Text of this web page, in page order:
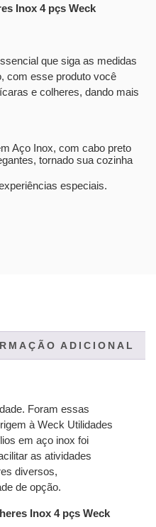
Inox 4 pçs Weck
que siga as medidas
com esse produto você
e colheres, dando mais
Aço Inox, com cabo preto
tornado sua cozinha
especiais.
ADICIONAL
Foram essas
à Weck Utilidades
em aço inox foi
as atividades
diversos,
de opção.
Inox 4 pçs Weck